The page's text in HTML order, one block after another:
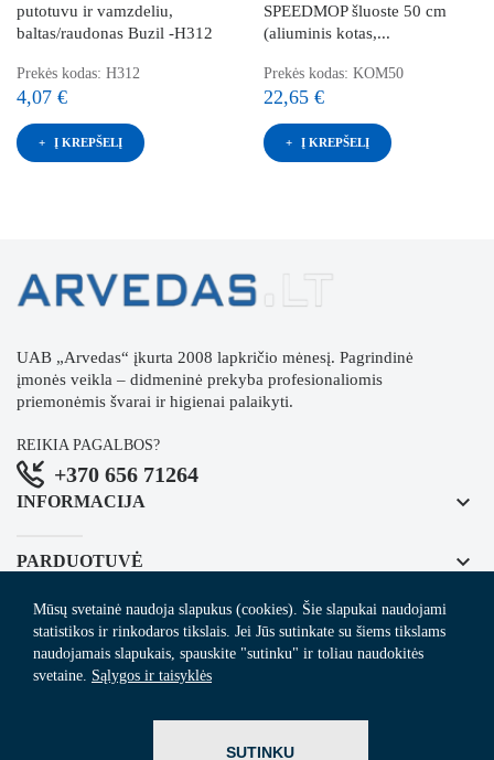
putotuvu ir vamzdeliu,
baltas/raudonas Buzil -H312
Prekės kodas: H312
4,07 €
Į KREPŠELĮ
SPEEDMOP šluoste 50 cm
(aliuminis kotas,...
Prekės kodas: KOM50
22,65 €
Į KREPŠELĮ
UAB „Arvedas“ įkurta 2008 lapkričio mėnesį. Pagrindinė
įmonės veikla – didmeninė prekyba profesionaliomis
priemonėmis švarai ir higienai palaikyti.
REIKIA PAGALBOS?
+370 656 71264
INFORMACIJA keyboard_arrow_down
PARDUOTUVĖ keyboard_arrow_down
REGISTRUOKITĖS NAUJIENLAIŠKIUI
- švaros prekių el. parduotuvė.
Mūsų svetainė naudoja slapukus (cookies). Šie slapukai naudojami
statistikos ir rinkodaros tikslais. Jei Jūs sutinkate su šiems tikslams
naudojamais slapukais, spauskite "sutinku" ir toliau naudokitės
svetaine. Sąlygos ir taisyklės
SUTINKU